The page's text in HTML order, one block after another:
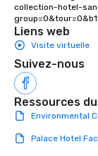
collection-hotel-
Liens web
Visite virtuelle
Suivez-nous
Ressources
Environmental
Palace Hotel